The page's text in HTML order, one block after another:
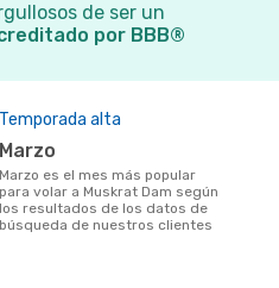
de ser un
por BBB®
Temporada alta
marzo
marzo es el mes más popular
para volar a Muskrat Dam según
los resultados de los datos de
búsqueda de nuestros clientes